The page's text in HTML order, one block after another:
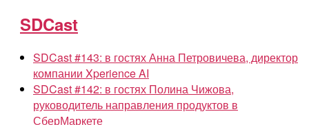
SDCast
SDCast #143: в гостях Анна Петровичева, директор
компании Xperience AI
SDCast #142: в гостях Полина Чижова,
руководитель направления продуктов в
СберМаркете